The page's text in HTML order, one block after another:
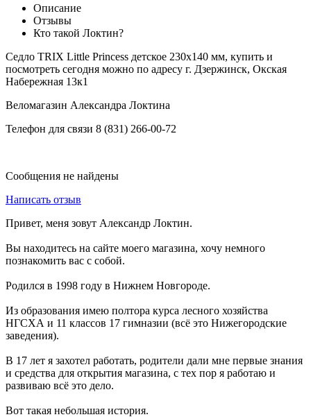
Описание
Отзывы
Кто такой Локтин?
Седло TRIX Little Princess детское 230х140 мм, купить и
посмотреть сегодня можно по адресу г. Дзержинск, Окская
Набережная 13к1
Веломагазин Александра Локтина
Телефон для связи 8 (831) 266-00-72
Сообщения не найдены
Написать отзыв
Привет, меня зовут Александр Локтин.
Вы находитесь на сайте моего магазина, хочу немного
познакомить вас с собой.
Родился в 1998 году в Нижнем Новгороде.
Из образования имею полтора курса лесного хозяйства
НГСХА и 11 классов 17 гимназии (всё это Нижегородские
заведения).
В 17 лет я захотел работать, родители дали мне первые знания
и средства для открытия магазина, с тех пор я работаю и
развиваю всё это дело.
Вот такая небольшая история.